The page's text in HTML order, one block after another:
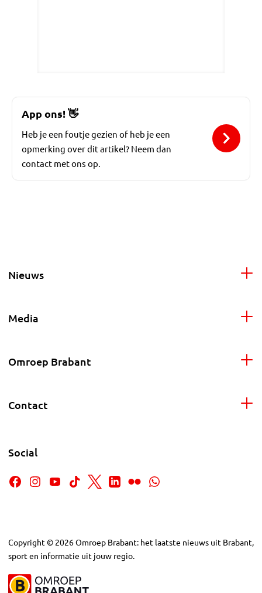
App ons!👋
Heb je een foutje gezien of heb je een
opmerking over dit artikel? Neem dan
contact met ons op.
Nieuws
Media
Omroep Brabant
Contact
Social
Copyright © 2026Omroep Brabant: het laatste nieuws uit Brabant,
sport en informatie uit jouw regio.